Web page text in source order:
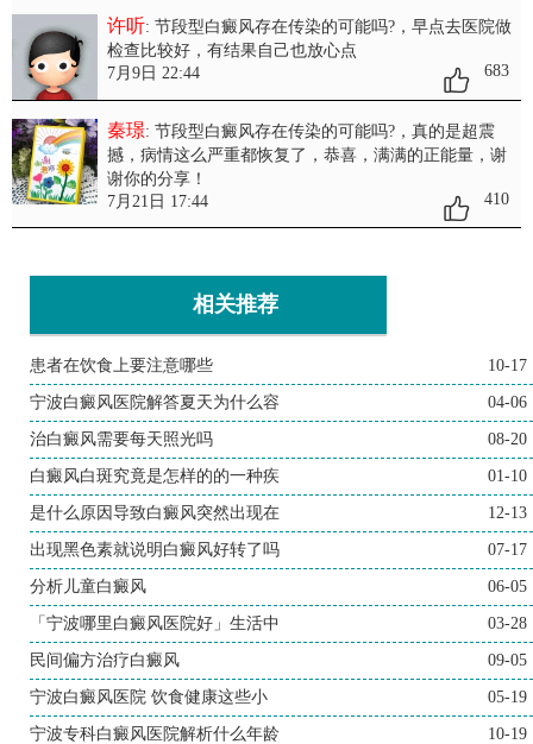
许听: 节段型白癜风存在传染的可能吗? ，早点去医院做
检查比较好，有结果自己也放心点
7月9日 22:44
683
秦璟: 节段型白癜风存在传染的可能吗? ，真的是超震
撼，病情这么严重都恢复了，恭喜，满满的正能量，谢
谢你的分享！
7月21日 17:44
410
相关推荐
患者在饮食上要注意哪些 10-17
宁波白癜风医院解答夏天为什么容 04-06
治白癜风需要每天照光吗 08-20
白癜风白斑究竟是怎样的的一种疾 01-10
是什么原因导致白癜风突然出现在 12-13
出现黑色素就说明白癜风好转了吗 07-17
分析儿童白癜风 06-05
「宁波哪里白癜风医院好」生活中 03-28
民间偏方治疗白癜风 09-05
宁波白癜风医院 饮食健康这些小 05-19
宁波专科白癜风医院解析什么年龄 10-19